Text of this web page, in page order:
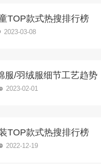
TOP款式热搜排行榜
2023-03-08
服/羽绒服细节工艺趋势
2023-02-01
TOP款式热搜排行榜
2022-12-19